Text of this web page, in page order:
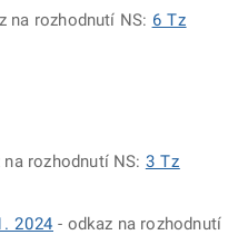
na rozhodnutí NS: 6 Tz
na rozhodnutí NS: 3 Tz
2024 - odkaz na rozhodnutí